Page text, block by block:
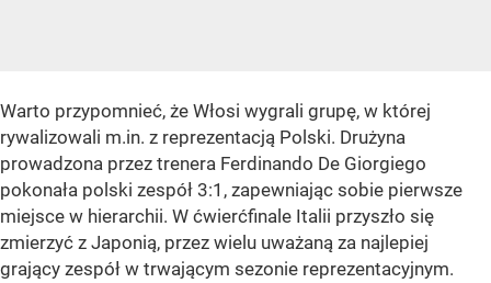
Warto przypomnieć, że Włosi wygrali grupę, w której
rywalizowali m.in. z reprezentacją Polski. Drużyna
prowadzona przez trenera Ferdinando De Giorgiego
pokonała polski zespół 3:1, zapewniając sobie pierwsze
miejsce w hierarchii. W ćwierćfinale Italii przyszło się
zmierzyć z Japonią, przez wielu uważaną za najlepiej
grający zespół w trwającym sezonie reprezentacyjnym.